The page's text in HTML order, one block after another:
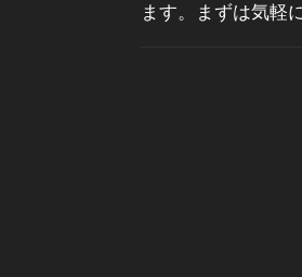
ます。まずは気軽